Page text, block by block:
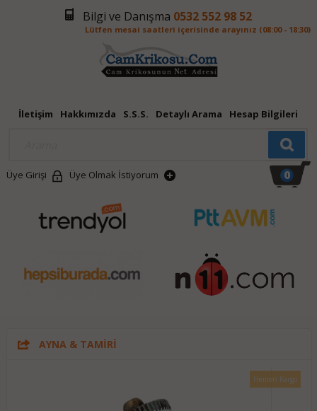
Bilgi ve Danışma 0532 552 98 52
Lütfen mesai saatleri içerisinde arayınız (08:00 - 18:30)
İletişim Hakkımızda S.S.S. Detaylı Arama Hesap Bilgileri
Üye Girişi Üye Olmak İstiyorum 0
AYNA & TAMİRİ
Hemen Kargo